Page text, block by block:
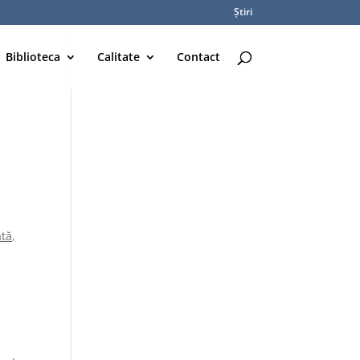
Știri
Biblioteca Calitate Contact